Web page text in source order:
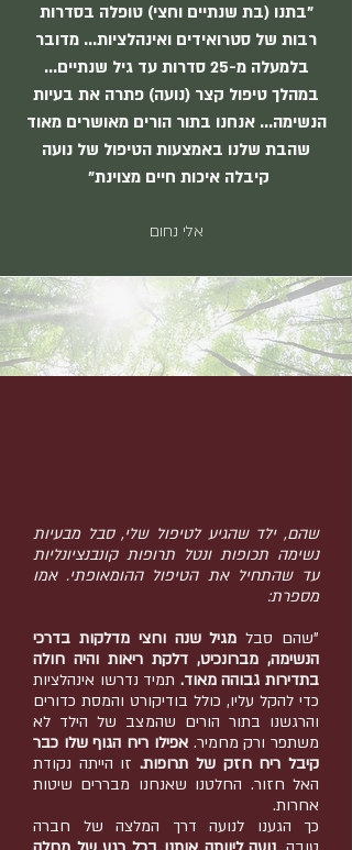
"בתנו (בת שנתיים וחצי) טופלה בסדרות
רבות של סטרואידים ואינהלציות... מדובר
בלמעלה מ-25 סדרות עד גיל שנתיים...
במהלך טיפול קצר (נועה) פתרה את בעיות
הנשימה... אנחנו בתור הורים מאושרים מאוד
שהבת שלנו באמצעות הטיפול של נועה
קיבלה איכות חיים מצוינת"
אלי נחום
שהם, ילד שהגיע לטיפול שלי, סבל מבעיות
נשימה תכופות ונטל תרופות קונבנציונליות
עד שהתחיל את הטיפול ההומאופתי. אמו
מספרת:
"שהם סבל מגיל שנה וחצי מדלקות בדרכי
הנשימה, מברונכיט, דלקת ריאות והיה חולה
בתדירות גבוהה מאוד. תמיד נדרשו אינהלציות
כדי להקל עליו, כולל בודיקורט והמסת כדורים
והרגשנו בתור הורים שהמצב של הילד לא
משתפר ורק מחמיר.אפילו ריח הגוף שלו כבר
קיבל ריח חזק של תרופות.זו הייתה נקודת
האל חזור. החלטנו שאנחנו מבררים שיטות
אחרות.
כך הגענו לנועה דרך המלצה של חברה